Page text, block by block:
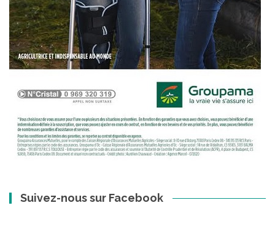
Suivez-nous sur Facebook